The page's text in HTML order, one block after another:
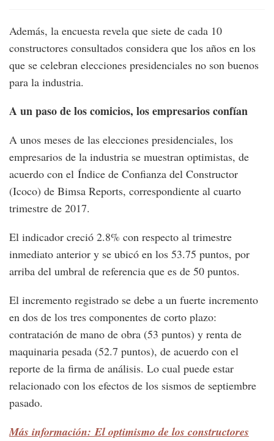
Además, la encuesta revela que siete de cada 10
constructores consultados considera que los años en los
que se celebran elecciones presidenciales no son buenos
para la industria.
A un paso de los comicios, los empresarios confían
A unos meses de las elecciones presidenciales, los
empresarios de la industria se muestran optimistas, de
acuerdo con el Índice de Confianza del Constructor
(Icoco) de Bimsa Reports, correspondiente al cuarto
trimestre de 2017.
El indicador creció 2.8% con respecto al trimestre
inmediato anterior y se ubicó en los 53.75 puntos, por
arriba del umbral de referencia que es de 50 puntos.
El incremento registrado se debe a un fuerte incremento
en dos de los tres componentes de corto plazo:
contratación de mano de obra (53 puntos) y renta de
maquinaria pesada (52.7 puntos), de acuerdo con el
reporte de la firma de análisis. Lo cual puede estar
relacionado con los efectos de los sismos de septiembre
pasado.
Más información: El optimismo de los constructores